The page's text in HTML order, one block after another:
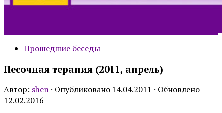
Прошедшие беседы
Песочная терапия (2011, апрель)
Автор: shen · Опубликовано 14.04.2011 · Обновлено
12.02.2016